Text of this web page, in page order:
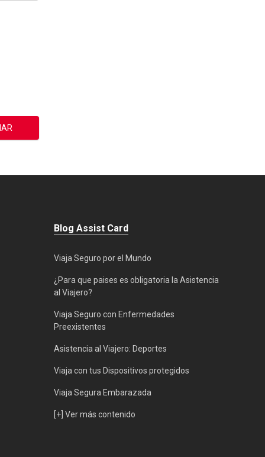
Blog Assist Card
Viaja Seguro por el Mundo
¿Para que paises es obligatoria la Asistencia
al Viajero?
Viaja Seguro con Enfermedades
Preexistentes
Asistencia al Viajero: Deportes
Viaja con tus Dispositivos protegidos
Viaja Segura Embarazada
[+] Ver más contenido